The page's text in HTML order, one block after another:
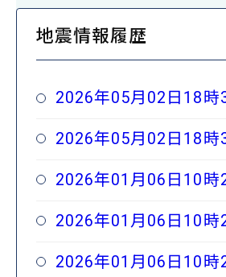
地震情報履歴
2026年05月02日18時
2026年05月02日18時
2026年01月06日10時
2026年01月06日10時
2026年01月06日10時